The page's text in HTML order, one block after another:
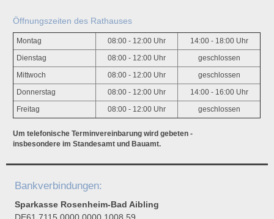
Öffnungszeiten des Rathauses
Montag 08:00 - 12:00 Uhr 14:00 - 18:00 Uhr
Dienstag 08:00 - 12:00 Uhr geschlossen
Mittwoch 08:00 - 12:00 Uhr geschlossen
Donnerstag 08:00 - 12:00 Uhr 14:00 - 16:00 Uhr
Freitag 08:00 - 12:00 Uhr geschlossen
Um telefonische Terminvereinbarung wird gebeten -
insbesondere im Standesamt und Bauamt.
Bankverbindungen:
Sparkasse Rosenheim-Bad Aibling